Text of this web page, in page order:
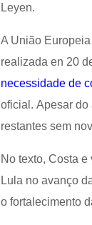
Leyen.
A União
realizada en 20
necessidade de
oficial. Apesar do
restantes sem
No texto, Costa
Lula no avanço
o fortalecimento